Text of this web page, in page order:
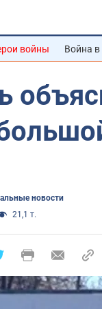
войны Война
новости
21,1 т.